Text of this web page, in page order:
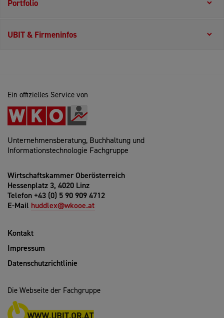
Portfolio
UBIT & Firmeninfos
Ein offizielles Service von
Unternehmensberatung, Buchhaltung und
Informationstechnologie Fachgruppe
Wirtschaftskammer Oberösterreich
Hessenplatz 3, 4020 Linz
Telefon +43 (0) 5 90 909 4712
E-Mail huddlex@wkooe.at
Kontakt
Impressum
Datenschutzrichtlinie
Die Webseite der Fachgruppe